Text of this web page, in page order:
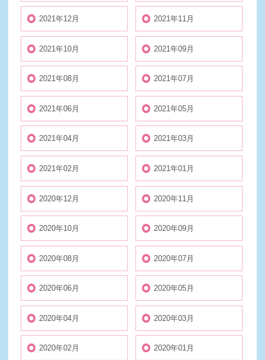
2021年12月 2021年11月
2021年10月 2021年09月
2021年08月 2021年07月
2021年06月 2021年05月
2021年04月 2021年03月
2021年02月 2021年01月
2020年12月 2020年11月
2020年10月 2020年09月
2020年08月 2020年07月
2020年06月 2020年05月
2020年04月 2020年03月
2020年02月 2020年01月